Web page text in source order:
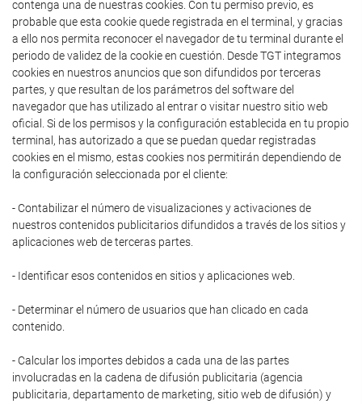
contenga una de nuestras cookies. Con tu permiso previo, es
probable que esta cookie quede registrada en el terminal, y gracias
a ello nos permita reconocer el navegador de tu terminal durante el
periodo de validez de la cookie en cuestión. Desde TGT integramos
cookies en nuestros anuncios que son difundidos por terceras
partes, y que resultan de los parámetros del software del
navegador que has utilizado al entrar o visitar nuestro sitio web
oficial. Si de los permisos y la configuración establecida en tu propio
terminal, has autorizado a que se puedan quedar registradas
cookies en el mismo, estas cookies nos permitirán dependiendo de
la configuración seleccionada por el cliente:
- Contabilizar el número de visualizaciones y activaciones de
nuestros contenidos publicitarios difundidos a través de los sitios y
aplicaciones web de terceras partes.
- Identificar esos contenidos en sitios y aplicaciones web.
- Determinar el número de usuarios que han clicado en cada
contenido.
- Calcular los importes debidos a cada una de las partes
involucradas en la cadena de difusión publicitaria (agencia
publicitaria, departamento de marketing, sitio web de difusión) y